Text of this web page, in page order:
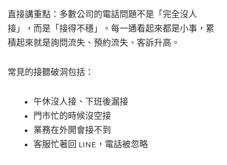
直接講重點：多數公司的電話問題不是「完全沒人
接」，而是「接得不穩」。每一通看起來都是小事，累
積起來就是詢問流失、預約流失、客訴升高。
常見的接聽破洞包括：
午休沒人接、下班後漏接
門市忙的時候沒空接
業務在外開會接不到
客服忙著回 LINE，電話被忽略